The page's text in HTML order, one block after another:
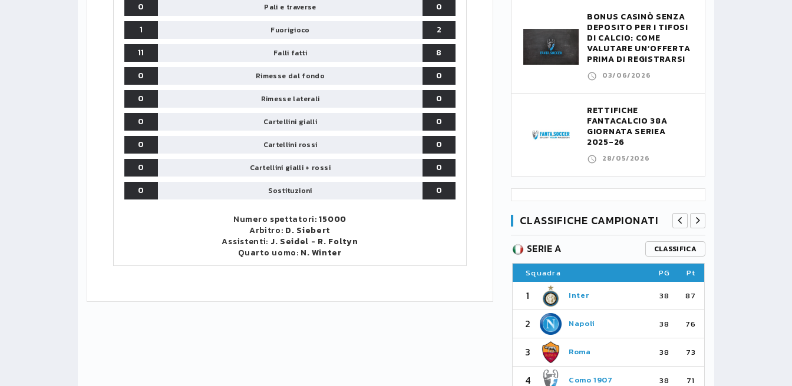
0
Pali e traverse
0
1
Fuorigioco
2
11
Falli fatti
8
0
Rimesse dal fondo
0
0
Rimesse laterali
0
0
Cartellini gialli
0
0
Cartellini rossi
0
0
Cartellini gialli + rossi
0
0
Sostituzioni 0
Numero spettatori:15000
Arbitro: D. Siebert
Assistenti: J. Seidel - R. Foltyn
Quarto uomo: N. Winter
BONUS CASINÒ SENZA
DEPOSITO PER I TIFOSI
DI CALCIO: COME
VALUTARE UN’OFFERTA
PRIMA DI REGISTRARSI
03/06/2026
RETTIFICHE
FANTACALCIO 38A
GIORNATA SERIEA
2025-26
28/05/2026
CLASSIFICHE CAMPIONATI
CLASSIFICA SERIE B SERIE A CLASSIFICA
Squadra PG Pt
1 Inter 38 87
2 Napoli 38 76
3 Roma 38 73
4 Como 1907 38 71